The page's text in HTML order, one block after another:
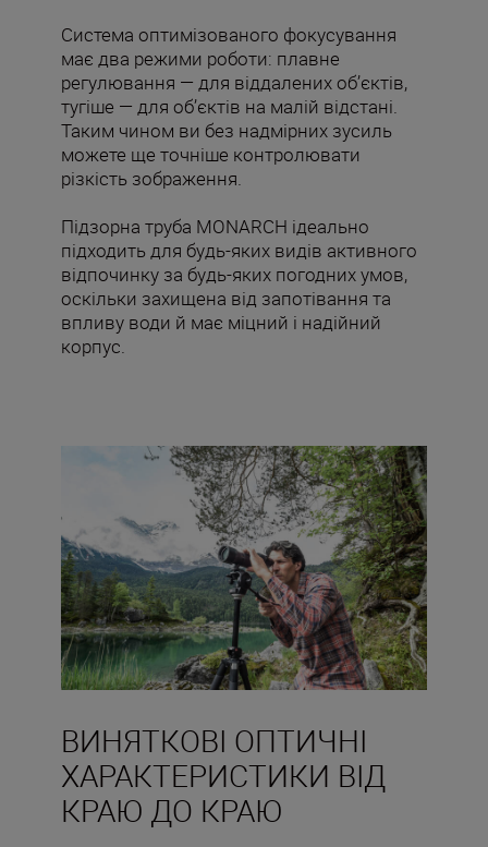
Система оптимізованого фокусування
має два режими роботи: плавне
регулювання — для віддалених об’єктів,
тугіше — для об’єктів на малій відстані.
Таким чином ви без надмірних зусиль
можете ще точніше контролювати
різкість зображення.
Підзорна труба MONARCH ідеально
підходить для будь-яких видів активного
відпочинку за будь-яких погодних умов,
оскільки захищена від запотівання та
впливу води й має міцний і надійний
корпус.
ВИНЯТКОВІ ОПТИЧНІ
ХАРАКТЕРИСТИКИ ВІД
КРАЮ ДО КРАЮ